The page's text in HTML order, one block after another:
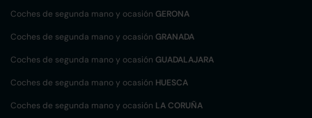
Coches de segunda mano y ocasión GERONA
Coches de segunda mano y ocasión GRANADA
Coches de segunda mano y ocasión GUADALAJARA
Coches de segunda mano y ocasión HUESCA
Coches de segunda mano y ocasión LA CORUÑA